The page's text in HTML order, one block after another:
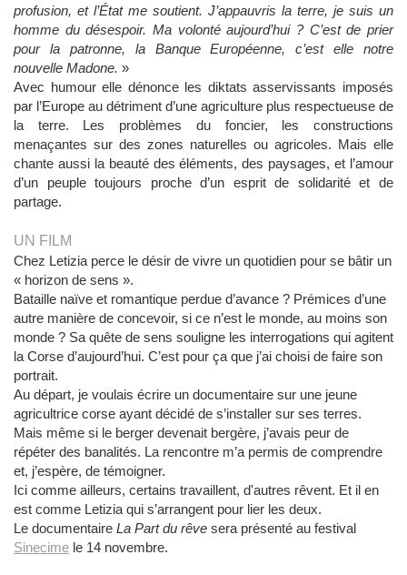
profusion, et l’État me soutient. J’appauvris la terre, je suis un
homme du désespoir. Ma volonté aujourd’hui ? C’est de prier
pour la patronne, la Banque Européenne, c’est elle notre
nouvelle Madone. »
Avec humour elle dénonce les diktats asservissants imposés
par l’Europe au détriment d’une agriculture plus respectueuse de
la terre. Les problèmes du foncier, les constructions
menaçantes sur des zones naturelles ou agricoles. Mais elle
chante aussi la beauté des éléments, des paysages, et l’amour
d’un peuple toujours proche d’un esprit de solidarité et de
partage.
UN FILM
Chez Letizia perce le désir de vivre un quotidien pour se bâtir un
« horizon de sens ».
Bataille naïve et romantique perdue d’avance ? Prémices d’une
autre manière de concevoir, si ce n’est le monde, au moins son
monde ? Sa quête de sens souligne les interrogations qui agitent
la Corse d’aujourd’hui. C’est pour ça que j’ai choisi de faire son
portrait.
Au départ, je voulais écrire un documentaire sur une jeune
agricultrice corse ayant décidé de s’installer sur ses terres.
Mais même si le berger devenait bergère, j’avais peur de
répéter des banalités. La rencontre m’a permis de comprendre
et, j’espère, de témoigner.
Ici comme ailleurs, certains travaillent, d'autres rêvent. Et il en
est comme Letizia qui s’arrangent pour lier les deux.
Le documentaire La Part du rêve sera présenté au festival
Sinecime le 14 novembre.